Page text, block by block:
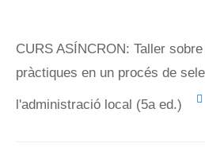
CURS ASÍNCRON: Taller
pràctiques en un procés de
l'administració local (5a ed.)